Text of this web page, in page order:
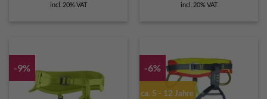
incl. 20% VAT was:
incl. 20% VAT
-9% -6%
ca. 5 - 12 Jahre